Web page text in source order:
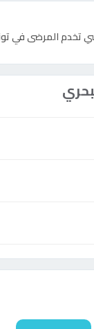
تخدم المرضى في